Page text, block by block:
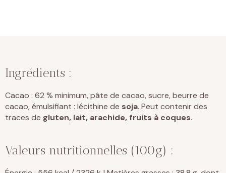
Ingrédients :
Cacao : 62 % minimum, pâte de cacao, sucre, beurre de
cacao, émulsifiant : lécithine de soja. Peut contenir des
traces de gluten, lait, arachide, fruits à coques.
Valeurs nutritionnelles (100g) :